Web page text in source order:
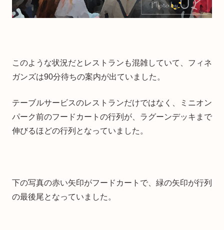
このような状況だとレストランも混雑していて、フィネ
ガンズは90分待ちの案内が出ていました。
テーブルサービスのレストランだけではなく、ミニオン
パーク前のフードカートの行列が、ラグーンデッキまで
伸びるほどの行列となっていました。
下の写真の赤い矢印がフードカートで、緑の矢印が行列
の最後尾となっていました。